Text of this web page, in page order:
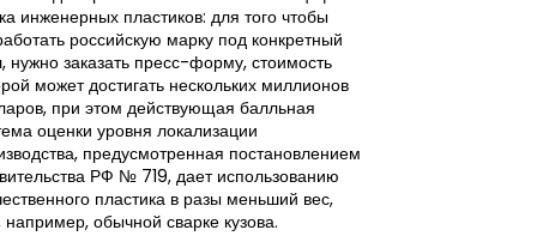
инженерных пластиков: для того чтобы
российскую марку под конкретный
нужно заказать пресс-форму, стоимость
может достигать нескольких миллионов
при этом действующая балльная
оценки уровня локализации
предусмотренная постановлением
РФ № 719, дает использованию
пластика в разы меньший вес,
например, обычной сварке кузова.